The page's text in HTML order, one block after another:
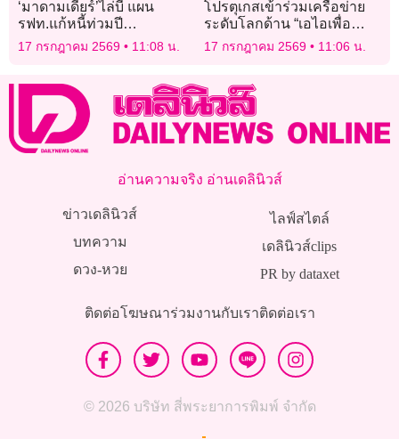
‘มาดามเดียร์’ไล่บี้ แผน
รฟท.แก้หนี้ท่วมปี
ละ 20,000 ล้านบาท – ซักปม
สินทรัพย์ไม่ครบ–รายได้รั่ว
17 กรกฎาคม 2569 11:08 น.
โปรตุเกสเข้าร่วมเครือข่าย
ระดับโลกด้าน “เอไอเพื่อ
สุขภาพ” ประเทศแรกใน
17 กรกฎาคม 2569 11:06 น.
อ่านความจริง อ่านเดลินิวส์
ข่าวเดลินิวส์
บทความ
ดวง-หวย
ไลฟ์สไตล์
เดลินิวส์clips
PR by dataxet
ติดต่อโฆษณาร่วมงานกับเราติดต่อเรา
© 2026 บริษัท สี่พระยาการพิมพ์ จำกัด